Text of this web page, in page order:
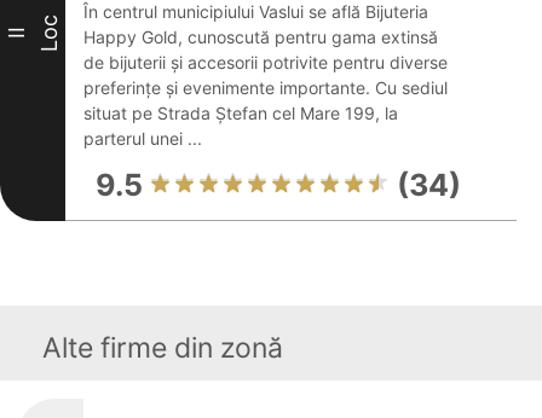
II Loc
În centrul municipiului Vaslui se află Bijuteria
Happy Gold, cunoscută pentru gama extinsă
de bijuterii și accesorii potrivite pentru diverse
preferințe și evenimente importante. Cu sediul
situat pe Strada Ștefan cel Mare 199, la
parterul unei ...
9.5 (34)
Alte firme din zonă